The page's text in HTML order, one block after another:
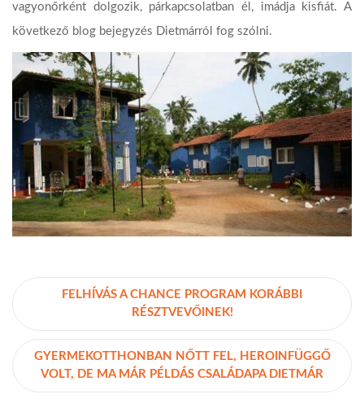
vagyonőrként dolgozik, párkapcsolatban él, imádja kisfiát. A
következő blog bejegyzés Dietmárról fog szólni.
FELHÍVÁS A CHANCE PROGRAM KORÁBBI
RÉSZTVEVŐINEK!
GYERMEKOTTHONBAN NŐTT FEL, HEROINFÜGGŐ
VOLT, DE MA MÁR PÉLDÁS CSALÁDAPA DIETMÁR